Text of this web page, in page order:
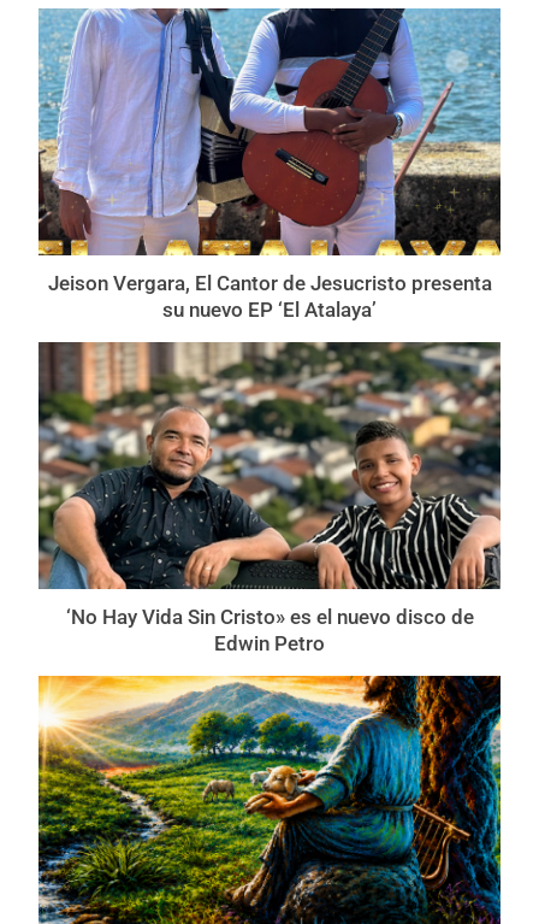
Jeison Vergara, El Cantor de Jesucristo presenta
su nuevo EP ‘El Atalaya’
‘No Hay Vida Sin Cristo» es el nuevo disco de
Edwin Petro